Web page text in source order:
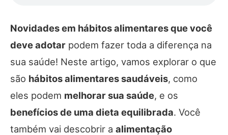
Novidades em hábitos alimentares que você
deve adotar podem fazer toda a diferença na
sua saúde! Neste artigo, vamos explorar o que
são hábitos alimentares saudáveis, como
eles podem melhorar sua saúde, e os
benefícios de uma dieta equilibrada. Você
também vai descobrir a alimentação